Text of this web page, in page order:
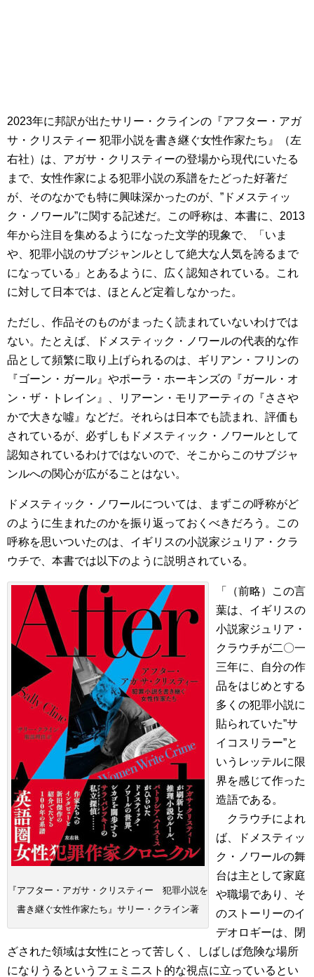
2023年に邦訳が出たサリー・クラインの『アフター・アガ
サ・クリスティー 犯罪小説を書き継ぐ女性作家たち』（左
右社）は、アガサ・クリスティーの登場から現代にいたる
まで、女性作家による犯罪小説の系譜をたどった好著だ
が、そのなかでも特に興味深かったのが、”ドメスティッ
ク・ノワール”に関する記述だ。この呼称は、本書に、2013
年から注目を集めるようになった文学的現象で、「いま
や、犯罪小説のサブジャンルとして絶大な人気を誇るまで
になっている」とあるように、広く認知されている。これ
に対して日本では、ほとんど定着しなかった。
ただし、作品そのものがまったく読まれていないわけでは
ない。たとえば、ドメスティック・ノワールの代表的な作
品として頻繁に取り上げられるのは、ギリアン・フリンの
『ゴーン・ガール』やポーラ・ホーキンズの『ガール・オ
ン・ザ・トレイン』、リアーン・モリアーティの『ささや
かで大きな噓』などだ。それらは日本でも読まれ、評価も
されているが、必ずしもドメスティック・ノワールとして
認知されているわけではないので、そこからこのサブジャ
ンルへの関心が広がることはない。
ドメスティック・ノワールについては、まずこの呼称がど
のように生まれたのかを振り返っておくべきだろう。この
呼称を思いついたのは、イギリスの小説家ジュリア・クラ
ウチで、本書では以下のように説明されている。
『アフター・アガサ・クリスティー 犯罪小説を
書き継ぐ女性作家たち』サリー・クライン著
「（前略）この言
葉は、イギリスの
小説家ジュリア・
クラウチが二〇一
三年に、自分の作
品をはじめとする
多くの犯罪小説に
貼られていた”サ
イコスリラー”と
いうレッテルに限
界を感じて作った
造語である。
クラウチによれ
ば、ドメスティッ
ク・ノワールの舞
台は主として家庭
や職場であり、そ
のストーリーのイ
デオロギーは、閉
ざされた領域は女性にとって苦しく、しばしば危険な場所
になりうるというフェミニスト的な視点に立っているとい